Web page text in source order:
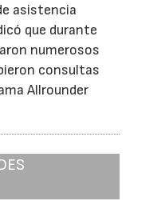
asistencia
que durante
numerosos
consultas
Allrounder